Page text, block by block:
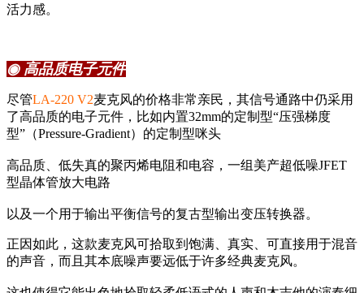
活力感。
◉ 高品质电子元件
尽管LA-220 V2麦克风的价格非常亲民，其信号通路中仍采用
了高品质的电子元件，比如内置32mm的定制型“压强梯度
型”（Pressure-Gradient）的定制型咪头
高品质、低失真的聚丙烯电阻和电容，一组美产超低噪JFET
型晶体管放大电路
以及一个用于输出平衡信号的复古型输出变压转换器。
正因如此，这款麦克风可拾取到饱满、真实、可直接用于混音
的声音，而且其本底噪声要远低于许多经典麦克风。